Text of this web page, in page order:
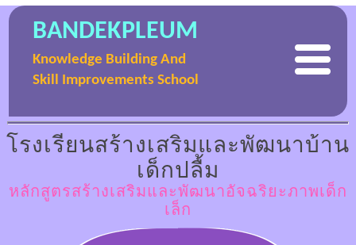
BANDEKPLEUM
Knowledge Building And
Skill Improvements School
โรงเรียนสร้างเสริมและพัฒนาบ้าน
เด็กปลื้ม
หลักสูตรสร้างเสริมและพัฒนาอัจฉริยะภาพเด็ก
เล็ก